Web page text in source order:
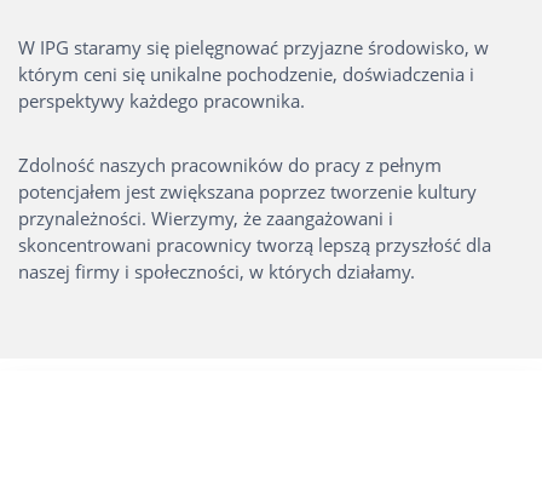
W IPG staramy się pielęgnować przyjazne środowisko, w
którym ceni się unikalne pochodzenie, doświadczenia i
perspektywy każdego pracownika.
Zdolność naszych pracowników do pracy z pełnym
potencjałem jest zwiększana poprzez tworzenie kultury
przynależności. Wierzymy, że zaangażowani i
skoncentrowani pracownicy tworzą lepszą przyszłość dla
naszej firmy i społeczności, w których działamy.